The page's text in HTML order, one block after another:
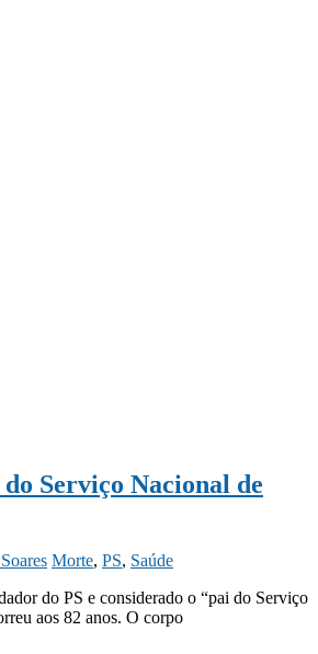
Serviço Nacional de
Morte, PS, Saúde
do PS e considerado o “pai do Serviço
aos 82 anos. O corpo